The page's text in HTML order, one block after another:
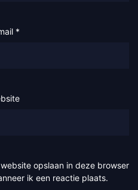
*
opslaan in deze browser
ik een reactie plaats.